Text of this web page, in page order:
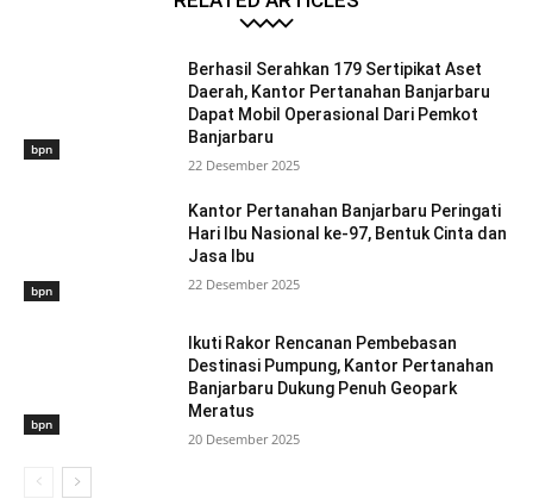
bpn
Berhasil Serahkan 179 Sertipikat Aset
Daerah, Kantor Pertanahan Banjarbaru
Dapat Mobil Operasional Dari Pemkot
Banjarbaru
22 Desember 2025
bpn
Kantor Pertanahan Banjarbaru Peringati
Hari Ibu Nasional ke-97, Bentuk Cinta dan
Jasa Ibu
22 Desember 2025
bpn
Ikuti Rakor Rencanan Pembebasan
Destinasi Pumpung, Kantor Pertanahan
Banjarbaru Dukung Penuh Geopark
Meratus
20 Desember 2025